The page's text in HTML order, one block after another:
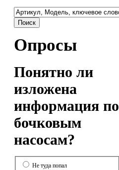
Опросы
Понятно ли
изложена
информация по
бочковым
насосам?
Не туда попал